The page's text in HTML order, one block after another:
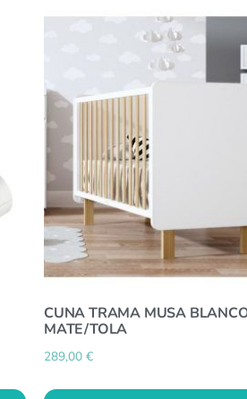
CUNA TRAMA MUSA
MATE/TOLA
289,00 €